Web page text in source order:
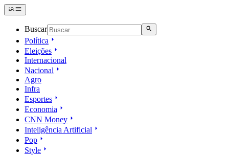
Buscar
Política
Eleições
Internacional
Nacional
Agro
Infra
Esportes
Economia
CNN Money
Inteligência Artificial
Pop
Style